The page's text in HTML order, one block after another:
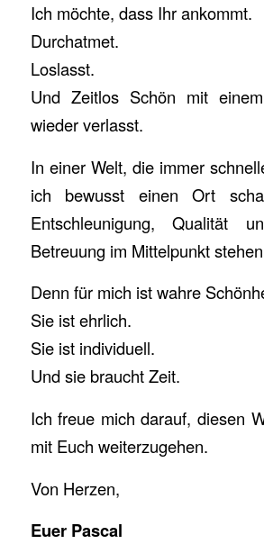
Ich möchte, dass Ihr ankommt.
Durchatmet.
Loslasst.
Und Zeitlos Schön mit
wieder verlasst.
In einer Welt, die immer
ich bewusst einen Ort
Entschleunigung, Qualität
Betreuung im Mittelpunkt
Denn für mich ist wahre
Sie ist ehrlich.
Sie ist individuell.
Und sie braucht Zeit.
Ich freue mich darauf, diesen
mit Euch weiterzugehen.
Von Herzen,
Euer Pascal